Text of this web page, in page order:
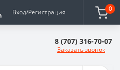
Вход/Регистрация 0
8 (707) 316-70-07
Заказать звонок